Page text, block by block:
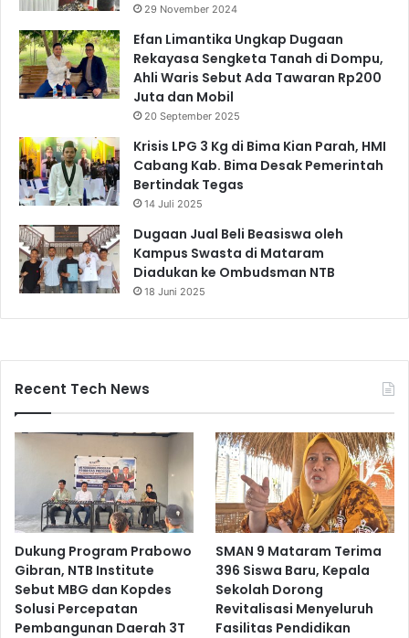
29 November 2024
Efan Limantika Ungkap Dugaan
Rekayasa Sengketa Tanah di Dompu,
Ahli Waris Sebut Ada Tawaran Rp200
Juta dan Mobil
20 September 2025
Krisis LPG 3 Kg di Bima Kian Parah, HMI
Cabang Kab. Bima Desak Pemerintah
Bertindak Tegas
14 Juli 2025
Dugaan Jual Beli Beasiswa oleh
Kampus Swasta di Mataram
Diadukan ke Ombudsman NTB
18 Juni 2025
Recent Tech News
Dukung Program Prabowo
Gibran, NTB Institute
Sebut MBG dan Kopdes
Solusi Percepatan
Pembangunan Daerah 3T
SMAN 9 Mataram Terima
396 Siswa Baru, Kepala
Sekolah Dorong
Revitalisasi Menyeluruh
Fasilitas Pendidikan